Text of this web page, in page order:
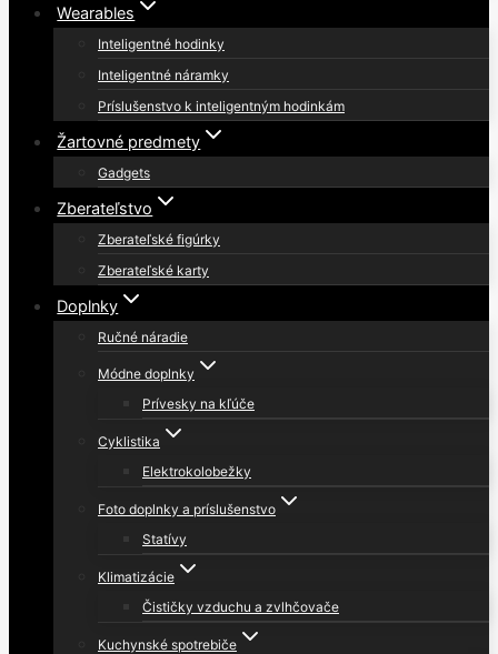
Wearables
Inteligentné hodinky
Inteligentné náramky
Príslušenstvo k inteligentným hodinkám
Žartovné predmety
Gadgets
Zberateľstvo
Zberateľské figúrky
Zberateľské karty
Doplnky
Ručné náradie
Módne doplnky
Prívesky na kľúče
Cyklistika
Elektrokolobežky
Foto doplnky a príslušenstvo
Statívy
Klimatizácie
Čističky vzduchu a zvlhčovače
Kuchynské spotrebiče